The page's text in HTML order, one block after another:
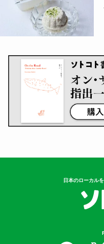
日本のローカル